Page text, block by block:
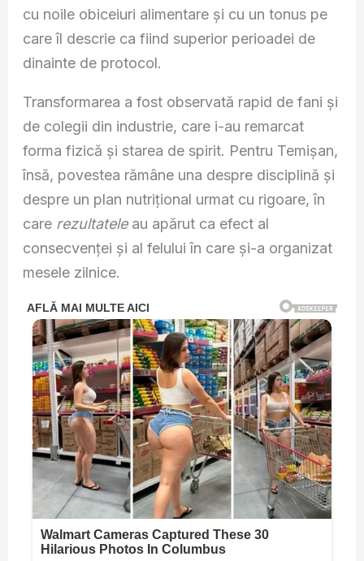
cu noile obiceiuri alimentare și cu un tonus pe
care îl descrie ca fiind superior perioadei de
dinainte de protocol.
Transformarea a fost observată rapid de fani și
de colegii din industrie, care i-au remarcat
forma fizică și starea de spirit. Pentru Temișan,
însă, povestea rămâne una despre disciplină și
despre un plan nutrițional urmat cu rigoare, în
care rezultateleau apărut ca efect al
consecvenței și al felului în care și-a organizat
mesele zilnice.